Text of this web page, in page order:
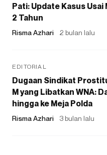
Pati: Update Kasus Usai
2 Tahun
Risma Azhari 2 bulan lalu
EDITORIAL
Dugaan Sindikat
M yang Libatkan WNA:
hingga ke Meja Polda
Risma Azhari 3 bulan lalu